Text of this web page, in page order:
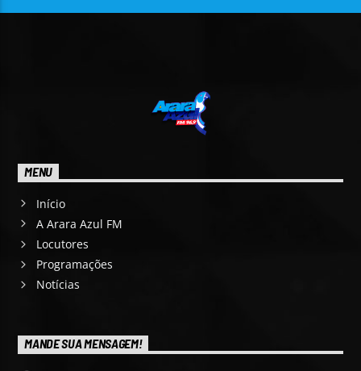
MENU
Início
A Arara Azul FM
Locutores
Programações
Notícias
MANDE SUA MENSAGEM!